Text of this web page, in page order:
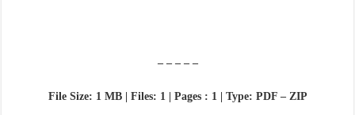
– – – – –
File Size: 1 MB | Files: 1 | Pages : 1 | Type: PDF – ZIP